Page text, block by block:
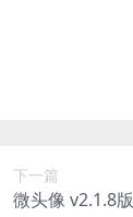
下一篇
微头像 v2.1.8